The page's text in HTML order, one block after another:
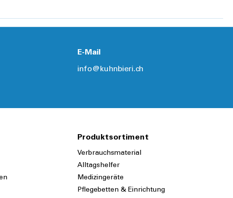
E-Mail
info@kuhnbieri.ch
Produktsortiment
Verbrauchsmaterial
Alltagshelfer
Medizingeräte
Pflegebetten & Einrichtung